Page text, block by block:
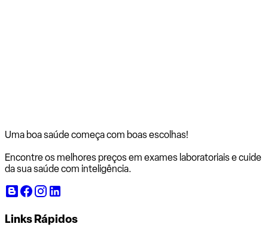
Uma boa saúde começa com boas escolhas!
Encontre os melhores preços em exames laboratoriais e cuide
da sua saúde com inteligência.
Links Rápidos